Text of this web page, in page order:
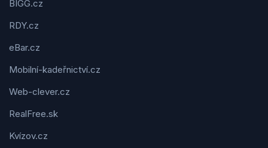
BIGG.cz
RDY.cz
eBar.cz
Mobilní-kadeřnictví.cz
Web-clever.cz
RealFree.sk
Kvízov.cz